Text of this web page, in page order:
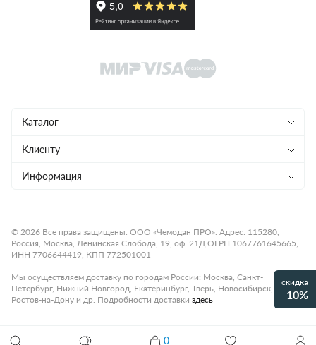
0
Чемодан 4-х колесный BRIC'S B|Y CATANIA BC806313.050
Каталог
Чемоданы
Рюкзаки
Аксессуары
Премиум
Акции и распродажи
Клиенту
Магазины
Гарантия и возврат
Карьера
Информация
Программа лояльности
Подарочные карты
Статьи
Контакты
© 2026 Все права защищены. ООО «Чемодан ПРО». Адрес: 115280,
Россия, Москва, Ленинская Слобода, 19, оф. 21Д ОГРН 1067761645665,
ИНН 7706644419, КПП 772501001
Мы осуществляем доставку по городам России: Москва, Санкт-
Петербург, Нижний Новгород, Екатеринбург, Тверь, Новосибирск,
Ростов-на-Дону и др. Подробности доставки здесь
скидка
-10%